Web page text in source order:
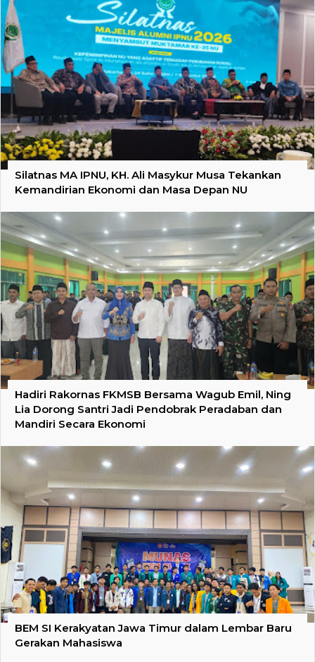
Silatnas MA IPNU, KH. Ali Masykur Musa Tekankan
Kemandirian Ekonomi dan Masa Depan NU
Hadiri Rakornas FKMSB Bersama Wagub Emil, Ning
Lia Dorong Santri Jadi Pendobrak Peradaban dan
Mandiri Secara Ekonomi
BEM SI Kerakyatan Jawa Timur dalam Lembar Baru
Gerakan Mahasiswa